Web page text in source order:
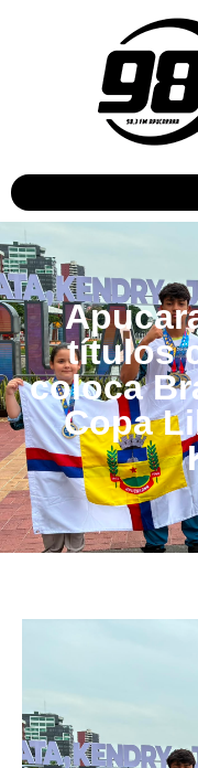
títulos
coloca
Copa